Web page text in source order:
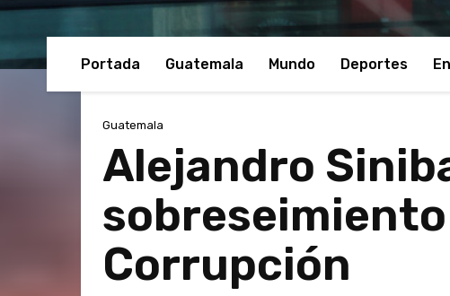
Portada Guatemala Mundo Deportes
Guatemala
Alejandro
Corrupción